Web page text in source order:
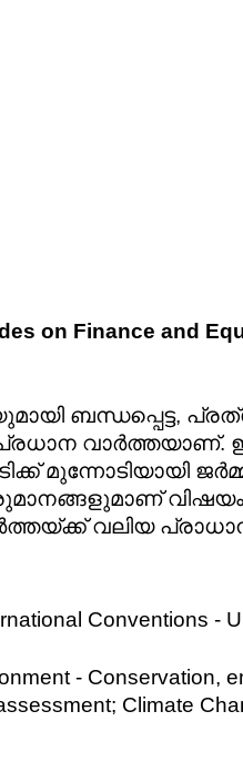
on Finance and
ബന്ധപ്പെട്ട,
മുന്നോടിയായി
വിഷയം.
വലിയ
Conventions -
- Conservation,
Climate